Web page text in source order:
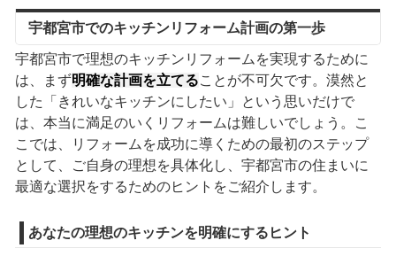
宇都宮市でのキッチンリフォーム計画の第一歩
宇都宮市で理想のキッチンリフォームを実現するために
は、まず明確な計画を立てることが不可欠です。漠然と
した「きれいなキッチンにしたい」という思いだけで
は、本当に満足のいくリフォームは難しいでしょう。こ
こでは、リフォームを成功に導くための最初のステップ
として、ご自身の理想を具体化し、宇都宮市の住まいに
最適な選択をするためのヒントをご紹介します。
あなたの理想のキッチンを明確にするヒント